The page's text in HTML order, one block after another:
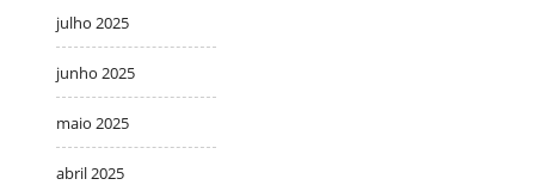
julho 2025
junho 2025
maio 2025
abril 2025